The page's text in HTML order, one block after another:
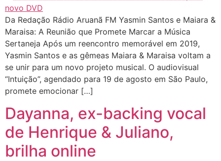
Da Redação Rádio Aruanã FM Yasmin Santos e Maiara &
Maraisa: A Reunião que Promete Marcar a Música
Sertaneja Após um reencontro memorável em 2019,
Yasmin Santos e as gêmeas Maiara & Maraisa voltam a
se unir para um novo projeto musical. O audiovisual
“Intuição”, agendado para 19 de agosto em São Paulo,
promete emocionar […]
Dayanna, ex-backing vocal
de Henrique & Juliano,
brilha online